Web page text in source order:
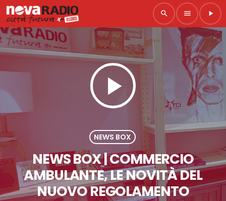
search menu play_arrow
play_arrow
NEWS BOX
NEWS BOX | COMMERCIO
AMBULANTE, LE NOVITÀ DEL
NUOVO REGOLAMENTO